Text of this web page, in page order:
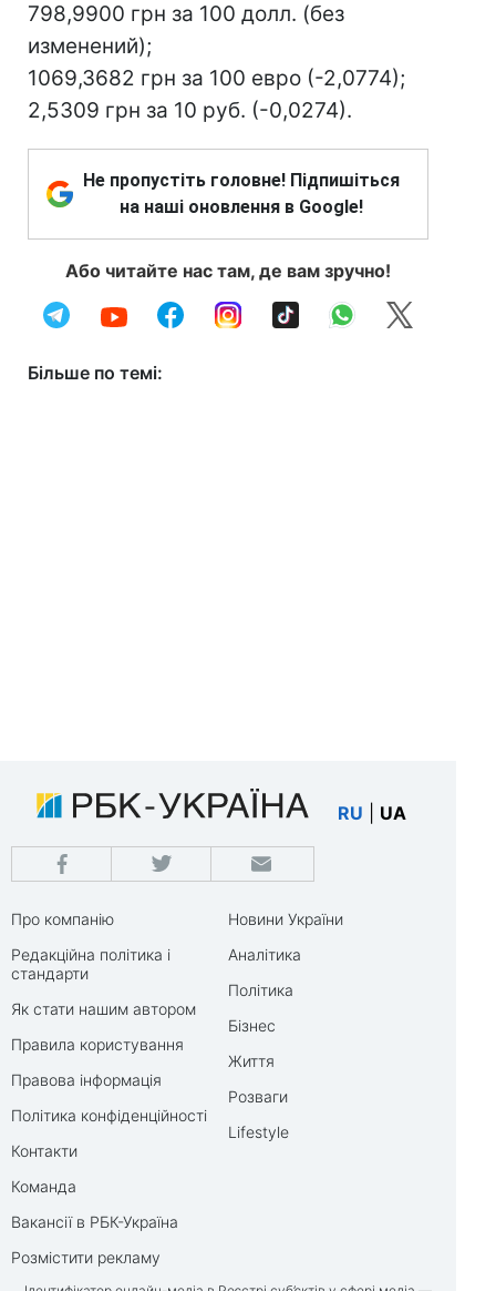
798,9900 грн за 100 долл. (без
изменений);
1069,3682 грн за 100 евро (-2,0774);
2,5309 грн за 10 руб. (-0,0274).
Не пропустіть головне! Підпишіться
на наші оновлення в Google!
Або читайте нас там, де вам зручно!
Більше по темі:
RU UA
Про компанію
Редакційна політика і
стандарти
Як стати нашим автором
Правила користування
Правова інформація
Політика конфіденційності
Контакти
Команда
Вакансії в РБК-Україна
Розмістити рекламу
Новини України
Аналітика
Політика
Бізнес
Життя
Розваги
Lifestyle